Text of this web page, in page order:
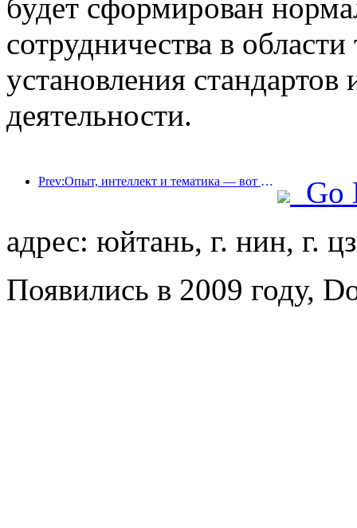
будет сформирован
сотрудничества в
установления
деятельности.
Prev:Опыт, интеллект и тематика — вот решения для отелей новой эпохи
Go
адрес: юйтань, г. нин, г.
Появились в 2009 году,